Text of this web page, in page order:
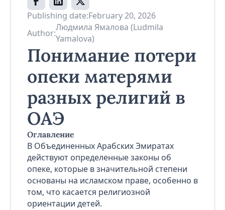
Publishing date:February 20, 2026
Author:
Людмила Ямалова (Ludmila
Yamalova)
Понимание потери
опеки матерями
разных религий в
ОАЭ
Оглавление
В Объединенных Арабских Эмиратах
действуют определенные законы об
опеке, которые в значительной степени
основаны на исламском праве, особенно в
том, что касается религиозной
ориентации детей.